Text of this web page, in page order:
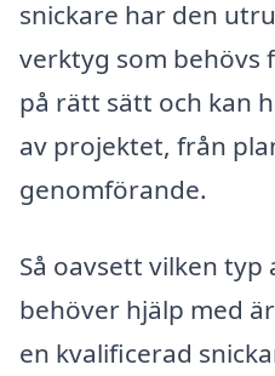
snickare har den
verktyg som
på rätt sätt och kan
av projektet, från
genomförande.
Så oavsett vilken
behöver hjälp med
en kvalificerad